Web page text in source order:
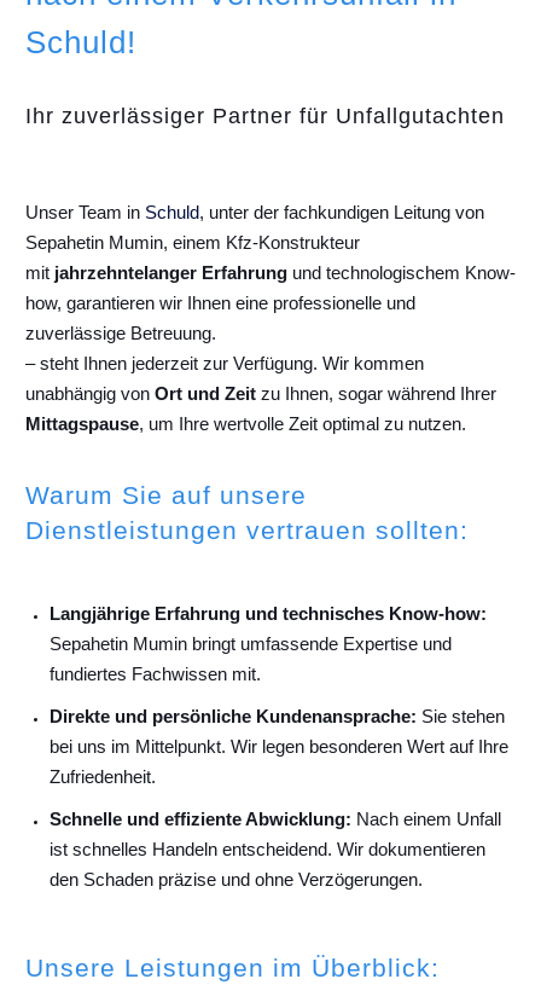
Schuld!
Ihr zuverlässiger Partner für Unfallgutachten
Unser Team in Schuld, unter der fachkundigen Leitung von
Sepahetin Mumin, einem Kfz-Konstrukteur
mit jahrzehntelanger Erfahrung und technologischem Know-
how, garantieren wir Ihnen eine professionelle und
zuverlässige Betreuung.
– steht Ihnen jederzeit zur Verfügung. Wir kommen
unabhängig von Ort und Zeit zu Ihnen, sogar während Ihrer
Mittagspause, um Ihre wertvolle Zeit optimal zu nutzen.
Warum Sie auf unsere
Dienstleistungen vertrauen sollten:
Langjährige Erfahrung und technisches Know-how:
Sepahetin Mumin bringt umfassende Expertise und
fundiertes Fachwissen mit.
Direkte und persönliche Kundenansprache: Sie stehen
bei uns im Mittelpunkt. Wir legen besonderen Wert auf Ihre
Zufriedenheit.
Schnelle und effiziente Abwicklung: Nach einem Unfall
ist schnelles Handeln entscheidend. Wir dokumentieren
den Schaden präzise und ohne Verzögerungen.
Unsere Leistungen im Überblick: